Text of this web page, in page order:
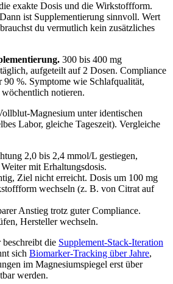
exakte Dosis und die Wirkstoffform.
ist Supplementierung sinnvoll. Wert
du vermutlich kein zusätzliches
300 bis 400 mg
aufgeteilt auf 2 Dosen. Compliance
90 %. Symptome wie Schlafqualität,
notieren.
Magnesium unter identischen
Labor, gleiche Tageszeit). Vergleiche
2,0 bis 2,4 mmol/L gestiegen,
mit Erhaltungsdosis.
Ziel nicht erreicht. Dosis um 100 mg
wechseln (z. B. von Citrat auf
Anstieg trotz guter Compliance.
Hersteller wechseln.
die Supplement-Stack-Iteration
sich Biomarker-Tracking über Jahre,
im Magnesiumspiegel erst über
werden.